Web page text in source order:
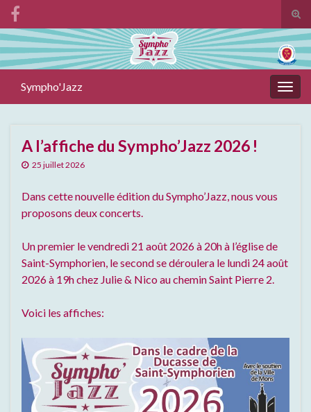
Search for:
Sympho'Jazz
A l’affiche du Sympho’Jazz 2026 !
25 juillet 2026
Dans cette nouvelle édition du Sympho’Jazz, nous vous
proposons deux concerts.
Un premier le vendredi 21 août 2026 à 20h à l’église de
Saint-Symphorien, le second se déroulera le lundi 24 août
2026 à 19h chez Julie & Nico au chemin Saint Pierre 2.
Voici les affiches: